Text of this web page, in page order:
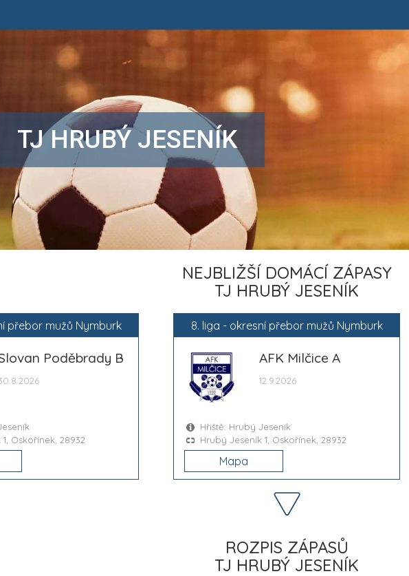
TJ HRUBÝ JESENÍK
NEJBLIŽŠÍ DOMÁCÍ ZÁPASY
TJ HRUBÝ JESENÍK
přebor mužů Nymburk
Poděbrady B
Oskořínek, 28932
8. liga - okresní přebor mužů Nymburk
AFK Milčice A
12.9.2026
Hřiště: Hrubý Jeseník
Hrubý Jeseník 1, Oskořínek, 28932
Mapa
ROZPIS ZÁPASŮ
TJ HRUBÝ JESENÍK